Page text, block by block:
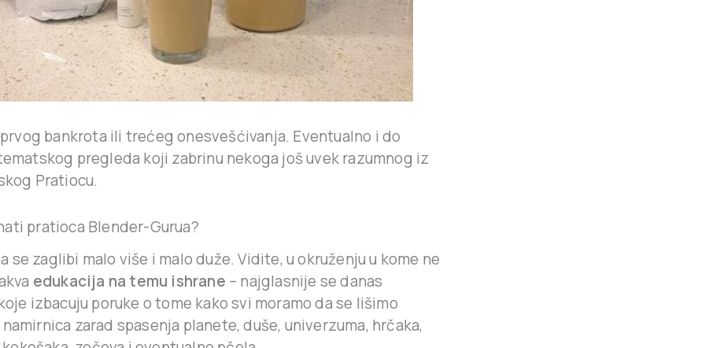
bankrota ili trećeg onesvešćivanja. Eventualno i do
pregleda koji zabrinu nekoga još uvek razumnog iz
Pratiocu.
pratioca Blender-Gurua?
se zaglibi malo više i malo duže. Vidite, u okruženju u kome ne
edukacija na temu ishrane – najglasnije se danas
izbacuju poruke o tome kako svi moramo da se lišimo
zarad spasenja planete, duše, univerzuma, hrčaka,